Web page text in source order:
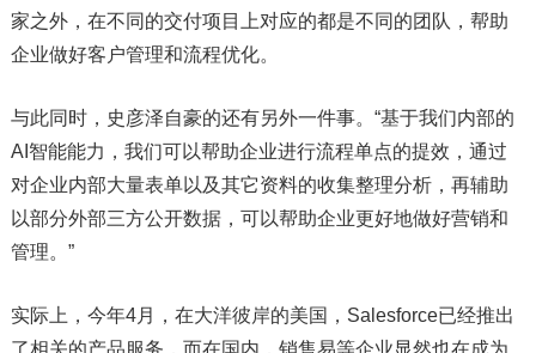
家之外，在不同的交付项目上对应的都是不同的团队，帮助
企业做好客户管理和流程优化。
与此同时，史彦泽自豪的还有另外一件事。“基于我们内部的
AI智能能力，我们可以帮助企业进行流程单点的提效，通过
对企业内部大量表单以及其它资料的收集整理分析，再辅助
以部分外部三方公开数据，可以帮助企业更好地做好营销和
管理。”
实际上，今年4月，在大洋彼岸的美国，Salesforce已经推出